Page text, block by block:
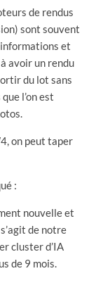
de rendus
sont souvent
et
avoir un rendu
du lot sans
l’on est
on peut taper
:
nouvelle et
de notre
cluster d’IA
de 9 mois.